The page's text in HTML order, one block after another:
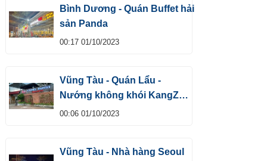
Bình Dương - Quán Buffet hải
sản Panda
00:17 01/10/2023
Vũng Tàu - Quán Lẩu -
Nướng không khói KangZ
Buffet
00:06 01/10/2023
Vũng Tàu - Nhà hàng Seoul